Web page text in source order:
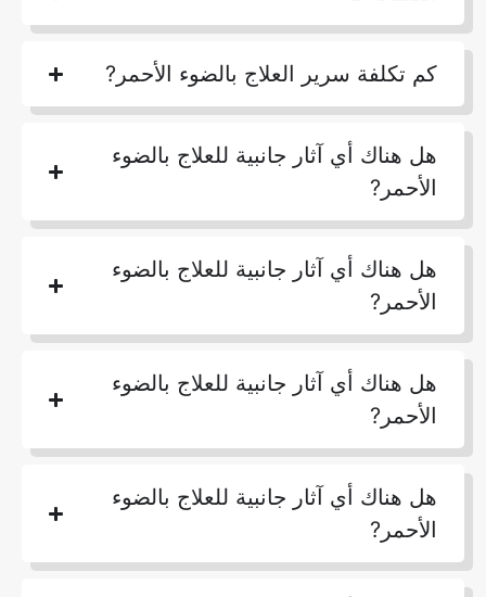
كم تكلفة سرير العلاج بالضوء الأحمر?
هل هناك أي آثار جانبية للعلاج بالضوء
الأحمر?
هل هناك أي آثار جانبية للعلاج بالضوء
الأحمر?
هل هناك أي آثار جانبية للعلاج بالضوء
الأحمر?
هل هناك أي آثار جانبية للعلاج بالضوء
الأحمر?